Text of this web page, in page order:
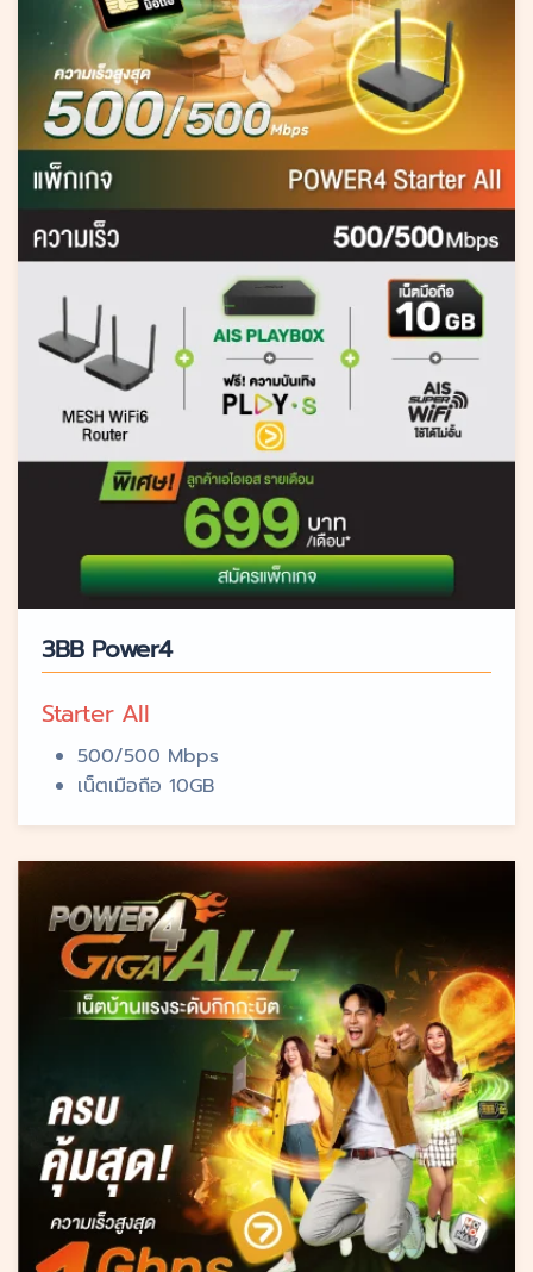
3BB Power4
Starter All
500/500 Mbps
เน็ตเมือถือ 10GB